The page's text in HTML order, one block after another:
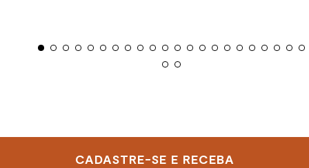
CADASTRE-SE E RECEBA